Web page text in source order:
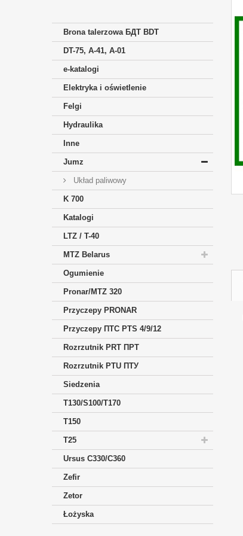
Brona talerzowa БДТ BDT
DT-75, A-41, A-01
e-katalogi
Elektryka i oświetlenie
Felgi
Hydraulika
Inne
Jumz
Układ paliwowy
K 700
Katalogi
LTZ / T-40
MTZ Belarus
Ogumienie
Pronar/MTZ 320
Przyczepy PRONAR
Przyczepy ПTC PTS 4/9/12
Rozrzutnik PRT ПРТ
Rozrzutnik PTU ПТУ
Siedzenia
T130/S100/T170
T150
T25
Ursus C330/C360
Zefir
Zetor
Łożyska